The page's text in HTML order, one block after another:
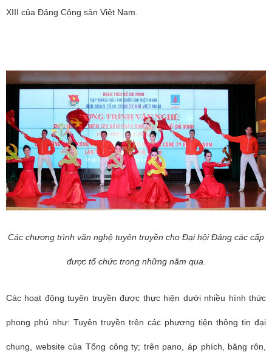
XIII của Đảng Cộng sản Việt Nam.
Các chương trình văn nghệ tuyên truyền cho Đại hội Đảng các cấp
được tổ chức trong những năm qua.
Các hoạt động tuyên truyền được thực hiện dưới nhiều hình thức
phong phú như: Tuyên truyền trên các phương tiện thông tin đại
chung, website của Tổng công ty; trên pano, áp phích, băng rôn,